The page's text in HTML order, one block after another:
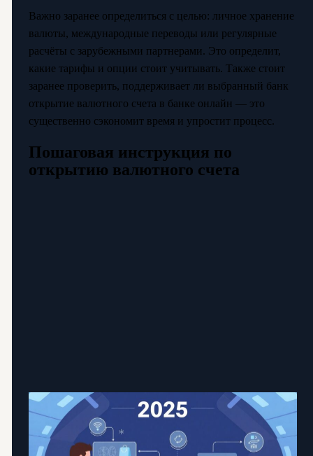
Важно заранее определиться с целью: личное хранение
валюты, международные переводы или регулярные
расчёты с зарубежными партнерами. Это определит,
какие тарифы и опции стоит учитывать. Также стоит
заранее проверить, поддерживает ли выбранный банк
открытие валютного счета в банке онлайн — это
существенно сэкономит время и упростит процесс.
Пошаговая инструкция по
открытию валютного счета